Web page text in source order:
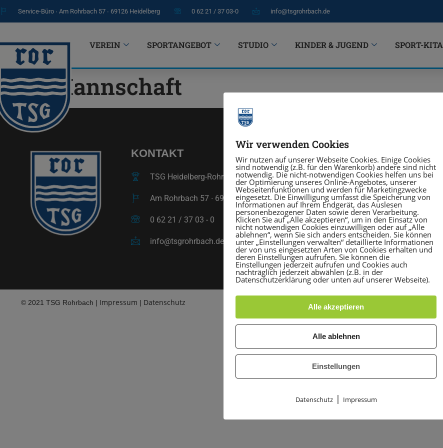
Service-Büro ∙ Am Rohrbach 57 ∙ 69126 Heidelberg 0 62 21 / 37 03-0 info@tsgrohrbach.de
VEREIN SPORTANGEBOT STUDIO KINDER & JUGEND SPORT-KITA
Mannschaft
KONTAKT
TSG Heidelberg-Rohrbach e. V.
Am Rohrbach 57 ∙ 69126 Heidelberg
0 62 21 / 37 03 - 0
info@tsgrohrbach.de
SPORT TREIBEN
Sportprogramm
Sportangebotssuche
Sportstätten
© 2021 TSG Rohrbach | Impressum | Datenschutz
Wir verwenden Cookies
Wir nutzen auf unserer Webseite Cookies. Einige Cookies
sind notwendig (z.B. für den Warenkorb) andere sind nicht
notwendig. Die nicht-notwendigen Cookies helfen uns bei
der Optimierung unseres Online-Angebotes, unserer
Webseitenfunktionen und werden für Marketingzwecke
eingesetzt. Die Einwilligung umfasst die Speicherung von
Informationen auf Ihrem Endgerät, das Auslesen
personenbezogener Daten sowie deren Verarbeitung.
Klicken Sie auf „Alle akzeptieren“, um in den Einsatz von
nicht notwendigen Cookies einzuwilligen oder auf „Alle
ablehnen“, wenn Sie sich anders entscheiden. Sie können
unter „Einstellungen verwalten“ detaillierte Informationen
der von uns eingesetzten Arten von Cookies erhalten und
deren Einstellungen aufrufen. Sie können die
Einstellungen jederzeit aufrufen und Cookies auch
nachträglich jederzeit abwählen (z.B. in der
Datenschutzerklärung oder unten auf unserer Webseite).
Alle akzeptieren
Alle ablehnen
Einstellungen
Datenschutz| Impressum